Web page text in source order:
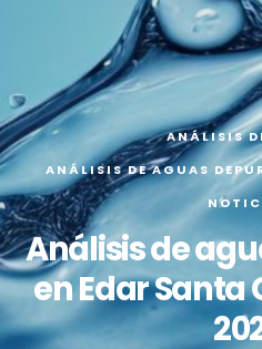
ANÁLISIS
ANÁLISIS DE AGUAS
Análisis de
en Edar Santa